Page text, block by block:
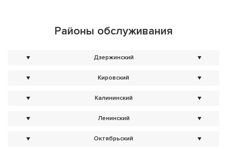
Районы обслуживания
▼ Дзержинский ▼
▼ Кировский ▼
▼ Калининский ▼
▼ Ленинский ▼
▼ Октябрьский ▼